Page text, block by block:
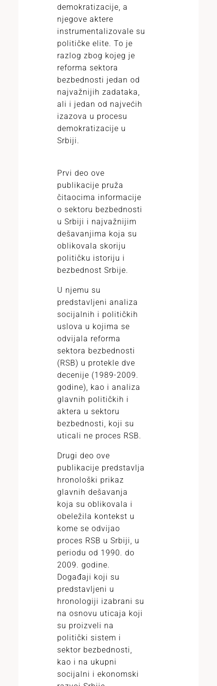
demokratizacije, a
njegove aktere
instrumentalizovale su
političke elite. To je
razlog zbog kojeg je
reforma sektora
bezbednosti jedan od
najvažnijih zadataka,
ali i jedan od najvećih
izazova u procesu
demokratizacije u
Srbiji.
Prvi deo ove
publikacije pruža
čitaocima informacije
o sektoru bezbednosti
u Srbiji i najvažnijim
dešavanjima koja su
oblikovala skoriju
političku istoriju i
bezbednost Srbije.
U njemu su
predstavljeni analiza
socijalnih i političkih
uslova u kojima se
odvijala reforma
sektora bezbednosti
(RSB) u protekle dve
decenije (1989-2009.
godine), kao i analiza
glavnih političkih i
aktera u sektoru
bezbednosti, koji su
uticali ne proces RSB.
Drugi deo ove
publikacije predstavlja
hronološki prikaz
glavnih dešavanja
koja su oblikovala i
obeležila kontekst u
kome se odvijao
proces RSB u Srbiji, u
periodu od 1990. do
2009. godine.
Događaji koji su
predstavljeni u
hronologiji izabrani su
na osnovu uticaja koji
su proizveli na
politički sistem i
sektor bezbednosti,
kao i na ukupni
socijalni i ekonomski